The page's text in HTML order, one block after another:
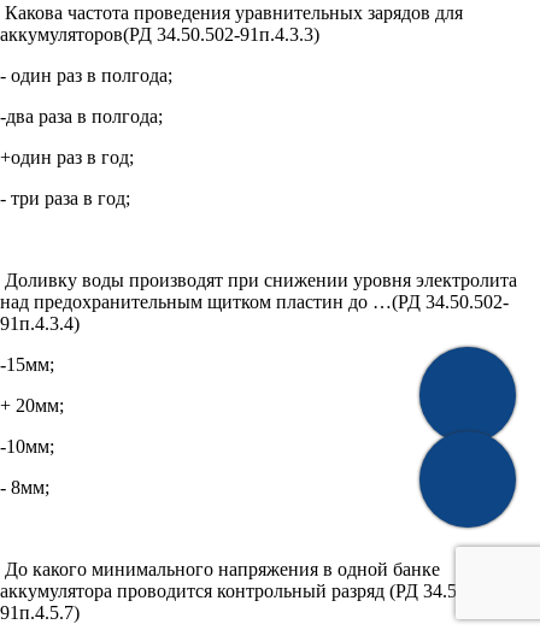
Какова частота проведения уравнительных зарядов для
аккумуляторов(РД 34.50.502-91п.4.3.3)
- один раз в полгода;
-два раза в полгода;
+один раз в год;
- три раза в год;
Доливку воды производят при снижении уровня электролита
над предохранительным щитком пластин до …(РД 34.50.502-
91п.4.3.4)
-15мм;
+ 20мм;
-10мм;
- 8мм;
До какого минимального напряжения в одной банке
аккумулятора проводится контрольный разряд (РД 34.50.502-
91п.4.5.7)